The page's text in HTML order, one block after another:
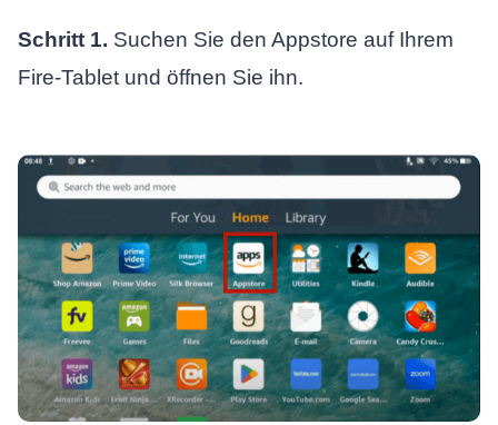
Schritt 1. Suchen Sie den Appstore auf Ihrem
Fire-Tablet und öffnen Sie ihn.